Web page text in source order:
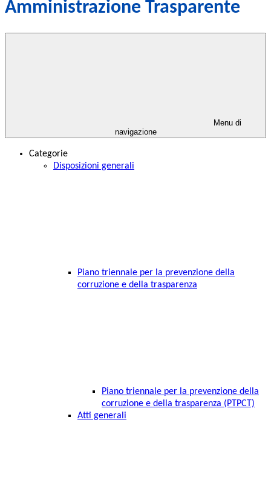
Amministrazione Trasparente
Menu di
navigazione
Categorie
Disposizioni generali
Piano triennale per la prevenzione della
corruzione e della trasparenza
Piano triennale per la prevenzione della
corruzione e della trasparenza (PTPCT)
Atti generali